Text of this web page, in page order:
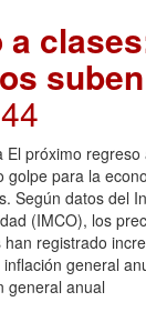
a
suben
El próximo regreso
golpe para la
Según datos del
(IMCO), los
registrado
general
general anual